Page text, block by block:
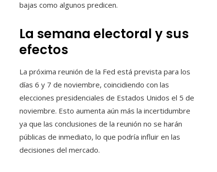
bajas como algunos predicen.
La semana electoral y sus
efectos
La próxima reunión de la Fed está prevista para los
días 6 y 7 de noviembre, coincidiendo con las
elecciones presidenciales de Estados Unidos el 5 de
noviembre. Esto aumenta aún más la incertidumbre
ya que las conclusiones de la reunión no se harán
públicas de inmediato, lo que podría influir en las
decisiones del mercado.